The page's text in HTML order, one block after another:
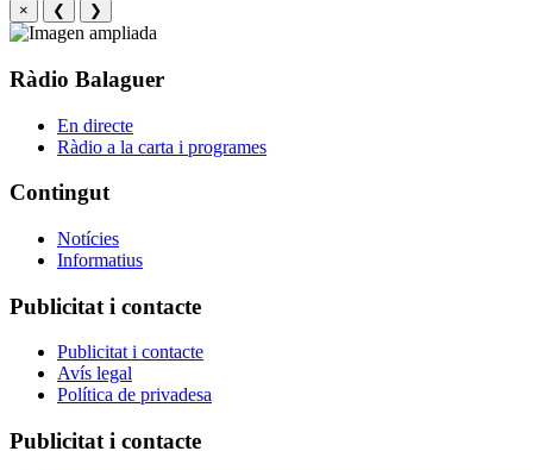
× ❮ ❯
Ràdio Balaguer
En directe
Ràdio a la carta i programes
Contingut
Notícies
Informatius
Publicitat i contacte
Publicitat i contacte
Avís legal
Política de privadesa
Publicitat i contacte